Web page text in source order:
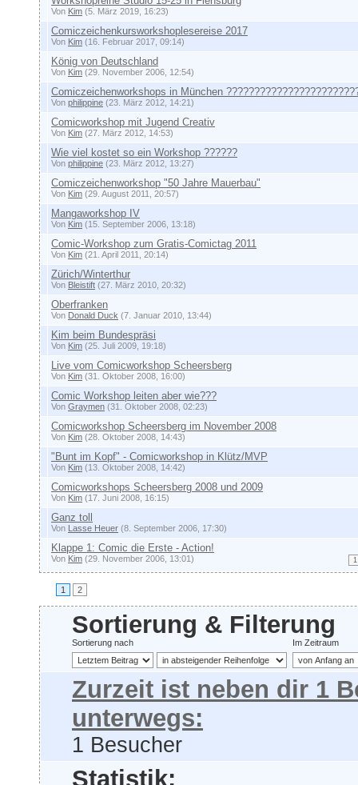
Von Kim (5. März 2019, 16:23)
Comiczeichenkursworkshoplesereise 2017
Von Kim (16. Februar 2017, 09:14)
König von Deutschland
Von Kim (29. November 2006, 12:54)
Comiczeichenworkshops in München
Von philippine (23. März 2012, 14:21)
Comicworkshop mit Jugend Creativ
Von Kim (27. März 2012, 14:53)
Wie viel kostet so ein Workshop ??????
Von philippine (23. März 2012, 13:27)
Comiczeichenworkshop "50 Jahre Mauerbau"
Von Kim (29. August 2011, 20:57)
Mangaworkshop IV
Von Kim (15. September 2006, 13:18)
Comic-Workshop zum Gratis-Comictag 2011
Von Kim (21. April 2011, 20:14)
Zürich/Winterthur
Von Bleistift (27. März 2010, 20:32)
Oberfranken
Von Donald Duck (7. Januar 2010, 13:44)
Kim beim Bundespräsi
Von Kim (25. Juli 2009, 19:18)
Live vom Comicworkshop Scheersberg
Von Kim (31. Oktober 2008, 16:00)
Comic Workshop leiten aber wie???
Von Graymen (31. Oktober 2008, 02:23)
Comicworkshop Scheersberg im November 2008
Von Kim (28. Oktober 2008, 14:43)
"Bunt im Kopf" - Comicworkshop in Klütz/MVP
Von Kim (13. Oktober 2008, 14:42)
Comicworkshops Scheersberg 2008 und 2009
Von Kim (17. Juni 2008, 16:15)
Ganz toll
Von Lasse Heuer (8. September 2006, 17:30)
Klappe 1: Comic die Erste - Action!
1
Von Kim (29. November 2006, 13:01)
1 2
Sortierung & Filterung
Sortierung nach Im Zeitraum
Zurzeit ist neben dir 1
unterwegs:
1 Besucher
Statistik: